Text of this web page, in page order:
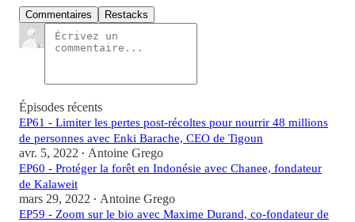
Commentaires Restacks
Épisodes récents
EP61 - Limiter les pertes post-récoltes pour nourrir 48 millions
de personnes avec Enki Barache, CEO de Tigoun
avr. 5, 2022 • Antoine Grego
EP60 - Protéger la forêt en Indonésie avec Chanee, fondateur
de Kalaweit
mars 29, 2022 • Antoine Grego
EP59 - Zoom sur le bio avec Maxime Durand, co-fondateur de